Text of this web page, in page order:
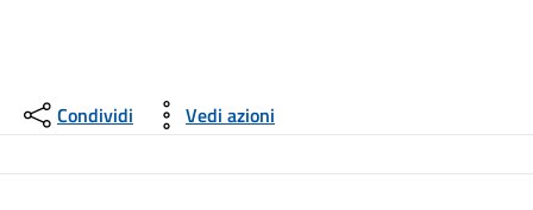
Condividi Vedi azioni